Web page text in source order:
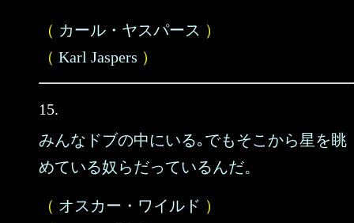
（ カール・ヤスパース ）
（ Karl Jaspers ）
15.
みんなドブの中にいる｡でもそこから星を眺
めている奴らだっているんだ。
（ オスカー・ワイルド ）